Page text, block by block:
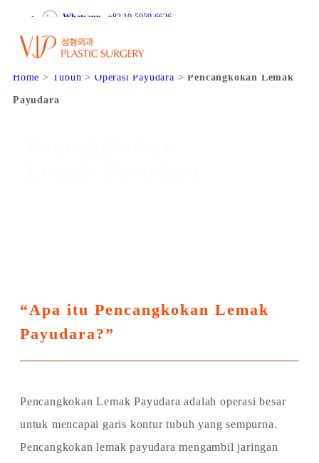
Whatsapp +82 10-5059-6626
Home Tubuh Operasi Payudara Pencangkokan Lemak
Payudara
“Apa itu Pencangkokan Lemak
Payudara?”
Pencangkokan Lemak Payudara adalah operasi besar
untuk mencapai garis kontur tubuh yang sempurna.
Pencangkokan lemak payudara mengambil jaringan